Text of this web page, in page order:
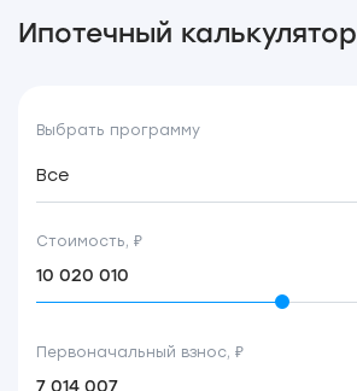
Ипотечный калькулятор
Выбрать программу
Все
Стоимость, ₽
Первоначальный взнос, ₽